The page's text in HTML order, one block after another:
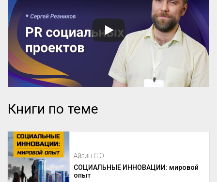
Книги по теме
Айзин С.О.
СОЦИАЛЬНЫЕ ИННОВАЦИИ: мировой
опыт